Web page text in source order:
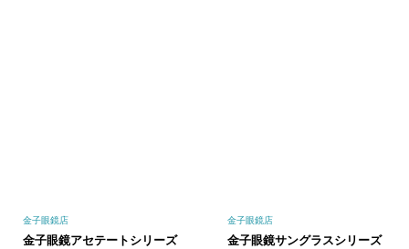
金子眼鏡店
金子眼鏡アセテートシリーズ
金子眼鏡店
金子眼鏡サングラスシリーズ